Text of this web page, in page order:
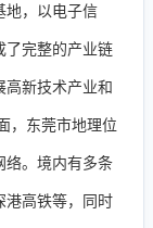
地，以电子信
了完整的产业链
高新技术产业和
，东莞市地理位
络。境内有多条
港高铁等，同时